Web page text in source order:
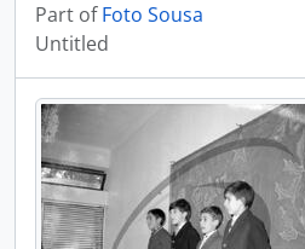
Part ofFoto Sousa
Untitled